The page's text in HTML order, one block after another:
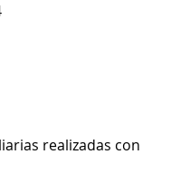
realizadas con